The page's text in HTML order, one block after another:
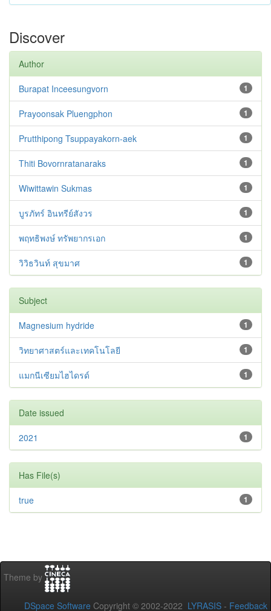
Discover
Author
1
Burapat Inceesungvorn
1
Prayoonsak Pluengphon
1
Prutthipong Tsuppayakorn-aek
1
Thiti Bovornratanaraks
1
Wiwittawin Sukmas
1
บูรภัทร์ อินทรีย์สังวร
1
พฤทธิพงษ์ ทรัพยากรเอก
1
วิวิธวินท์ สุขมาศ
Subject
1
Magnesium hydride
1
วิทยาศาสตร์และเทคโนโลยี
1
แมกนีเซียมไฮไดรด์
Date issued
1
2021
Has File(s)
1
true
Theme by
DSpace Software Copyright © 2002-2022 LYRASIS - Feedback